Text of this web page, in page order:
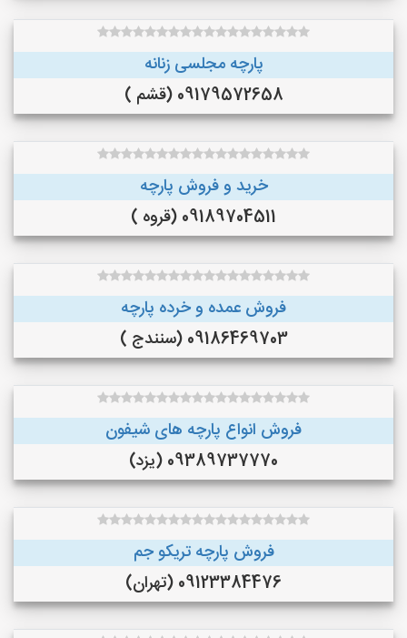
پارچه مجلسی زنانه
09179572658 (قشم )
خرید و فروش پارچه
09189704511 (قروه )
فروش عمده و خرده پارچه
09186469703 (سنندج )
فروش انواع پارچه های شیفون
09389737770 (یزد)
فروش پارچه تریکو جم
09123384476 (تهران)